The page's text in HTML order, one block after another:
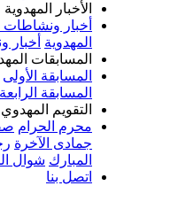
الأخبار المهدوية
أخبار ونشاطات
المهدوية أخبار
المسابقات
المسابقة الأولى
المسابقة الرابعة
التقويم المهدوي
محرم الحرام
جمادى الآخرة
المبارك شوال
اتصل بنا